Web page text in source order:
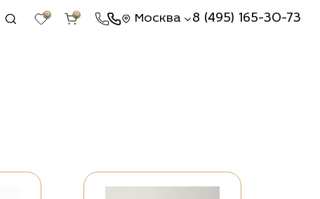
0 0 Москва 8 (495) 165-30-73